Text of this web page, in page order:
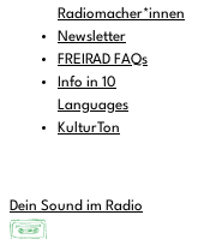
Radiomacher*innen
Newsletter
FREIRAD FAQs
Info in 10
Languages
KulturTon
Dein Sound im Radio